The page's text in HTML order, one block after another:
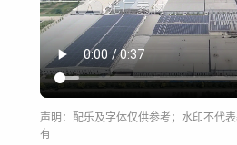
声明：配乐及字体仅供参考；水印不代
有